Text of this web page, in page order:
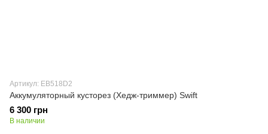
Артикул: EB518D2
Аккумуляторный кусторез (Хедж-триммер) Swift
6 300 грн
В наличии